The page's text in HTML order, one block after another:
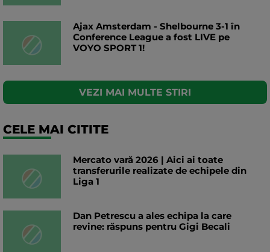
Ajax Amsterdam - Shelbourne 3-1 în
Conference League a fost LIVE pe
VOYO SPORT 1!
VEZI MAI MULTE STIRI
CELE MAI CITITE
Mercato vară 2026 | Aici ai toate
transferurile realizate de echipele din
Liga 1
Dan Petrescu a ales echipa la care
revine: răspuns pentru Gigi Becali